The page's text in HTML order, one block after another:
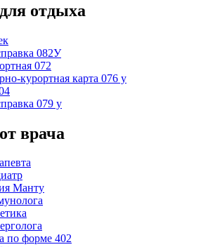
отдыха
082У
072
курортная карта 076 у
079 у
врача
Манту
по форме 402